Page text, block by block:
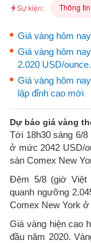
Sự kiện: Thông
Giá vàng hôm
Giá vàng hôm
2.020 USD/ounce.
Giá vàng hôm
lập đỉnh cao mới
Dự báo giá vàng
Tới 18h30 sáng 6/
ở mức 2042 USD/
sàn Comex New
Đêm 5/8 (giờ Việt
quanh ngưỡng
Comex New York
Giá vàng hiện cao
đầu năm 2020.